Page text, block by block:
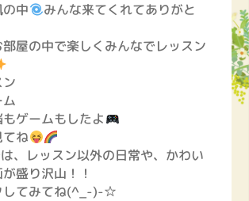
中
みんな来てくれてありがと
屋の中で楽しくみんなでレッスン
ゲームもしたよ
ね
、レッスン以外の日常や、かわい
盛り沢山！！
してみてね(^_-)-☆